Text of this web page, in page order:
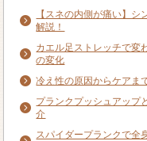
【スネの内側が痛い】
解説！
カエル足ストレッチで変
の変化
冷え性の原因からケアま
プランクプッシュアップ
介
スパイダープランクで全